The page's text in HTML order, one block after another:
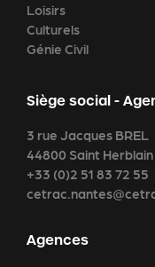
Loisirs
Culturels
Génie Civil
Siège social -
3 rue Jacques BREL
44800 Saint Herblain
+33 (0)2 51 83 72 55
Agences